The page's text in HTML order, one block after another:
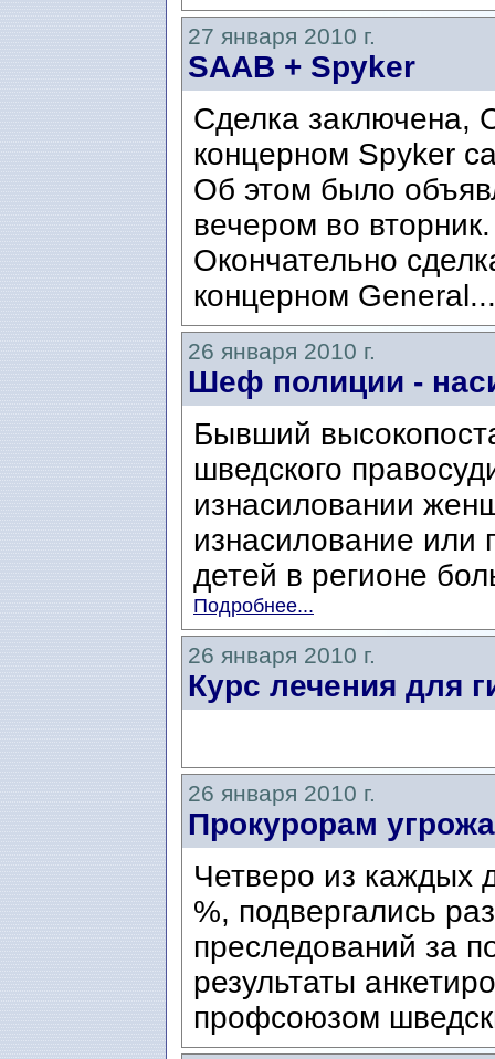
27 января 2010 г.
SAAB + Spyker
Сделка заключена,
концерном Spyker
Об этом было
вечером во вторник.
Окончательно
концерном
26 января 2010 г.
Шеф полиции -
Бывший
шведского
изнасиловании
изнасилование или
детей в регионе
Подробнее...
26 января 2010 г.
Курс лечения для
26 января 2010 г.
Прокурорам
Четверо из каждых
%, подвергались
преследований за
результаты
профсоюзом